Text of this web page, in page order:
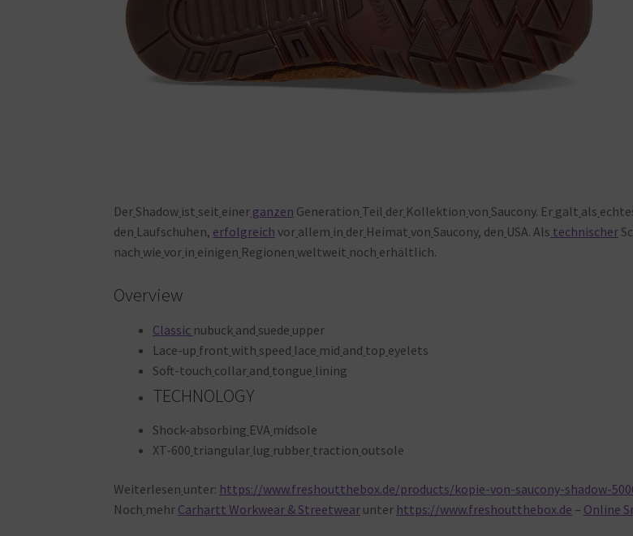
Der Shadow ist seit einer ganzen Generation Teil der Kollektion von Saucony. Er galt als
den Laufschuhen, erfolgreich vor allem in der Heimat von Saucony, den USA. Als technischer
nach wie vor in einigen Regionen weltweit noch erhältlich.
Overview
Classic nubuck and suede upper
Lace-up front with speed lace mid and top eyelets
Soft-touch collar and tongue lining
TECHNOLOGY
Shock-absorbing EVA midsole
XT-600 triangular lug rubber traction outsole
Weiterlesen unter: https://www.freshoutthebox.de/products/kopie-von-saucony-shadow-
Noch mehr Carhartt Workwear & Streetwear unter https://www.freshoutthebox.de – Online